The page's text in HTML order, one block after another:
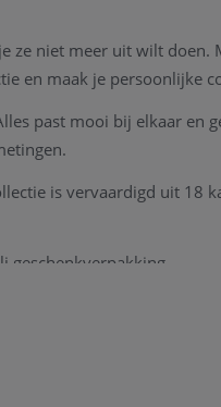
ze niet meer uit wilt doen.
en maak je persoonlijke
past mooi bij elkaar en
is vervaardigd uit 18
geschenkverpakking.
te bezichtigen in